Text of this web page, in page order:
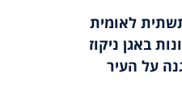
באגן ניקוז
על העיר